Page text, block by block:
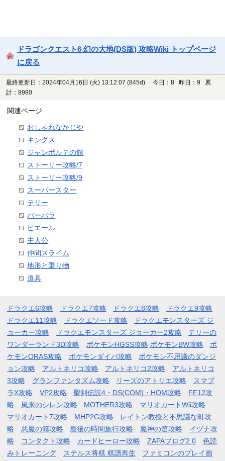
ドラゴンクエスト6 幻の大地(DS版) 攻略Wiki トップページ
に戻る
最終更新日：2024年04月16日 (火) 13:12:07 (845d)
今日：8 昨日：9 累
計：8980
関連ページ
おしゃれなかじや
キングス
ジャンポルテの館
ストーリー攻略/7
ストーリー攻略/9
スーパースター
テリー
バーバラ
ピエール
主人公
仲間スライム
地形と乗り物
道具
ドラクエ6攻略 ドラクエ7攻略 ドラクエ8攻略
ドラクエ9攻略
ドラクエ11攻略
ドラクエソード攻略
ドラクエモンスターズ ジ
ョーカー攻略
ドラクエモンスターズ ジョーカー2攻略
テリーの
ワンダーランド3D攻略
ポケモンHGSS攻略 ポケモンBW攻略
ポ
ケモンORAS攻略
ポケモンダイパ攻略
ポケモン不思議のダンジ
ョン攻略
アルトネリコ攻略 アルトネリコ2攻略
アルトネリコ
3攻略
グランファンタズム攻略 リーズのアトリエ攻略
スマブ
ラX攻略
VP2攻略 聖剣伝説4・DS(COM)・HOM攻略
FF12攻
略
風来のシレン攻略 MOTHER3攻略
マリオカートWii攻略
マリオカート7攻略
MHP2G攻略
レイトン教授と不思議な町攻
略
悪魔の箱攻略 最後の時間旅行攻略 魔神の笛攻略
イヅナ攻
略
コンタクト攻略 カードヒーロー攻略 ZAPAブログ2.0
色読
みトレーニング
ステルス将棋 棋譜再生
ファミコンのプレイ画